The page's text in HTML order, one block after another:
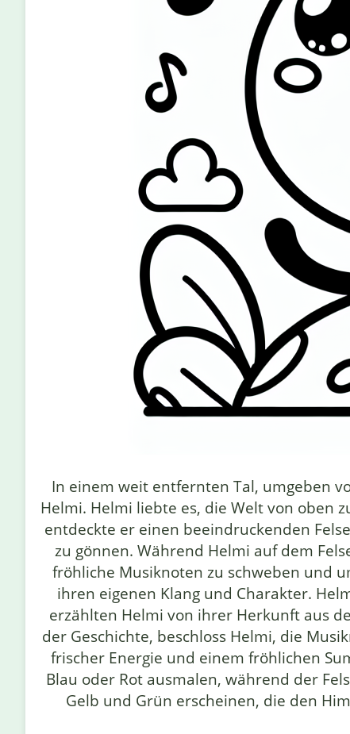
In einem weit entfernten Tal, umgeben
Helmi. Helmi liebte es, die Welt von oben
entdeckte er einen beeindruckenden
zu gönnen. Während Helmi auf dem
fröhliche Musiknoten zu schweben und
ihren eigenen Klang und Charakter.
erzählten Helmi von ihrer Herkunft aus
der Geschichte, beschloss Helmi, die
frischer Energie und einem fröhlichen
Blau oder Rot ausmalen, während der
Gelb und Grün erscheinen, die den